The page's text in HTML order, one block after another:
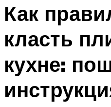
Как
класть
кухне: